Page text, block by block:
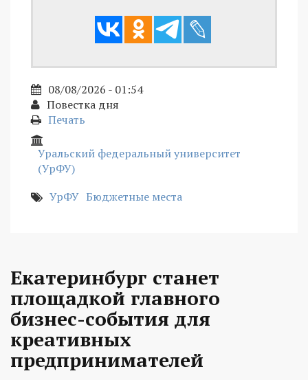
08/08/2026 - 01:54
Повестка дня
Печать
Уральский федеральный университет
(УрФУ)
УрФУ Бюджетные места
Екатеринбург станет
площадкой главного
бизнес-события для
креативных
предпринимателей